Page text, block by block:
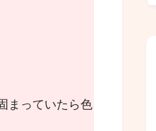
まっていたら色